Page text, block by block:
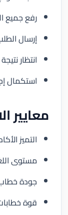
رفع جميع
إرسال
انتظار
استكمال
معايير
التميز
مستوى
جودة
قوة